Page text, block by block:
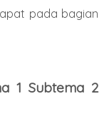
pada bagian
1 Subtema 2